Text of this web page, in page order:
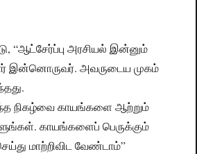
“ஆட்சேர்ப்பு அரசியல் இன்னும்
இன்னொருவர். அவருடைய முகம்
நிகழ்வை காயங்களை ஆற்றும்
காயங்களைப் பெருக்கும்
மாற்றிவிட வேண்டாம்”